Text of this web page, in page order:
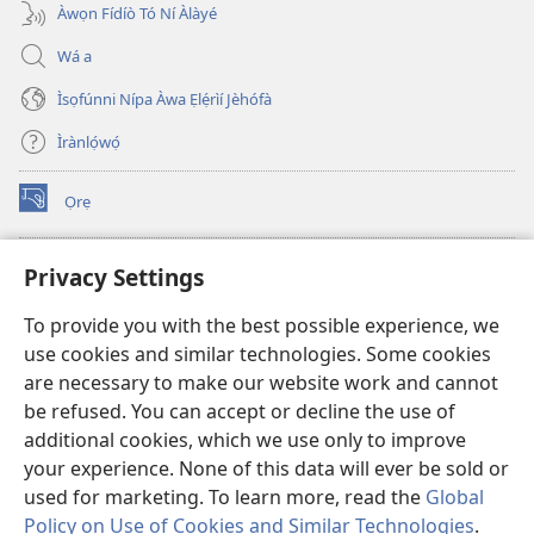
Privacy Settings
To provide you with the best possible experience, we
use cookies and similar technologies. Some cookies
are necessary to make our website work and cannot
be refused. You can accept or decline the use of
additional cookies, which we use only to improve
your experience. None of this data will ever be sold or
used for marketing. To learn more, read the Global
Policy on Use of Cookies and Similar Technologies.
Àwọn Fídíò Tó Ní Àlàyé
Wá a
Ìsọfúnni Nípa Àwa Ẹlẹ́rìí Jèhófà
Ìrànlọ́wọ́
Ọrẹ
(opens
new
ÀKÁ ÌWÉ ORÍ ÍŃTÁNẸ́Ẹ̀TÌ TI Watchtower™
(opens
window)JW Hub
(opens
new
window)JW Library
Watchtower Library ®